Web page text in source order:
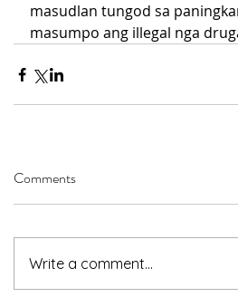
masudlan tungod sa
masumpo ang illegal nga
Comments
Write a comment...